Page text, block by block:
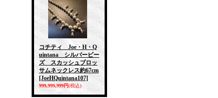
コチティ Joe・H・Q
uintana シルバービー
ズ スカッシュブロッ
サムネックレス約67cm
[JoeHQuintana107]
999,999,999円(税込)